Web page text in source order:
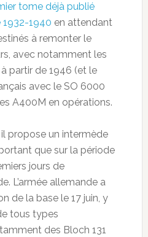
tome déjà publié
1940 en attendant
à remonter le
avec notamment les
partir de 1946 (et le
avec le SO 6000
A400M en opérations.
propose un intermède
que sur la période
jours de
L’armée allemande a
de la base le 17 juin, y
tous types
des Bloch 131